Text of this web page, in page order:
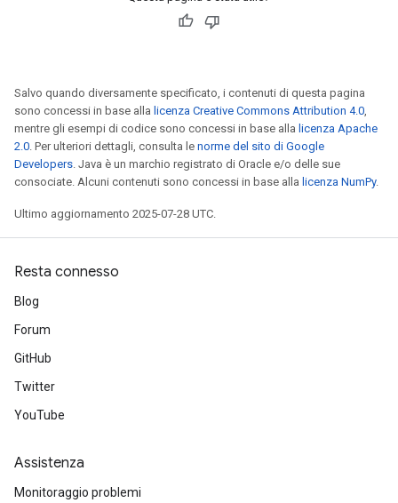
Salvo quando diversamente specificato, i contenuti di questa pagina
sono concessi in base alla licenza Creative Commons Attribution 4.0,
mentre gli esempi di codice sono concessi in base alla licenza Apache
2.0. Per ulteriori dettagli, consulta le norme del sito di Google
Developers. Java è un marchio registrato di Oracle e/o delle sue
consociate. Alcuni contenuti sono concessi in base alla licenza NumPy.
Ultimo aggiornamento 2025-07-28 UTC.
Resta connesso
Blog
Forum
GitHub
Twitter
YouTube
Assistenza
Monitoraggio problemi